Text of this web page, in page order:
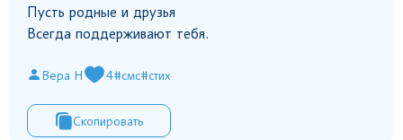
Пусть родные и друзья
Всегда поддерживают тебя.
Вера Н 4#смс#стих
Скопировать